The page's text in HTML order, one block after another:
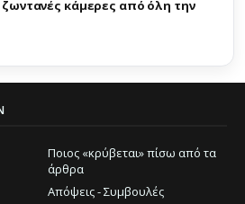
κάμερες από όλη την
Ποιος «κρύβεται» πίσω από τα
άρθρα
Απόψεις - Συμβουλές